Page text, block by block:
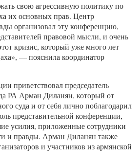
свою агрессивную политику по
их основных прав. Центр
организовал эту конференцию,
правовой мысли, и очень
кризис, который уже много лет
— пояснила координатор
приветствовал председатель
РА Арман Диланян, который от
суда и от себя лично поблагодарил
представительной конференции,
усилия, приложенные сотрудники
и правды. Арман Диланян также
и участников из армянской